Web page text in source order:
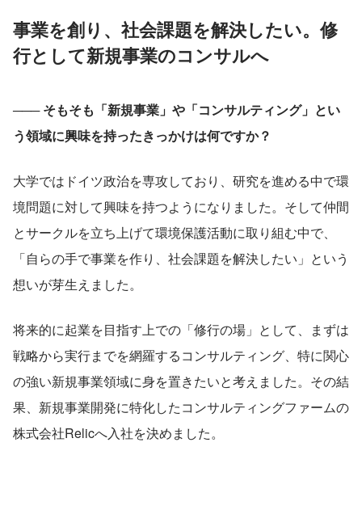
事業を創り、社会課題を解決したい。修
行として新規事業のコンサルへ
─── そもそも「新規事業」や「コンサルティング」とい
う領域に興味を持ったきっかけは何ですか？
大学ではドイツ政治を専攻しており、研究を進める中で環
境問題に対して興味を持つようになりました。そして仲間
とサークルを立ち上げて環境保護活動に取り組む中で、
「自らの手で事業を作り、社会課題を解決したい」という
想いが芽生えました。
将来的に起業を目指す上での「修行の場」として、まずは
戦略から実行までを網羅するコンサルティング、特に関心
の強い新規事業領域に身を置きたいと考えました。その結
果、新規事業開発に特化したコンサルティングファームの
株式会社Relicへ入社を決めました。